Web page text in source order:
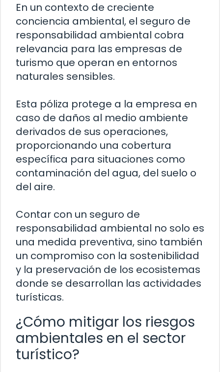
En un contexto de creciente
conciencia ambiental, el seguro de
responsabilidad ambiental cobra
relevancia para las empresas de
turismo que operan en entornos
naturales sensibles.
Esta póliza protege a la empresa en
caso de daños al medio ambiente
derivados de sus operaciones,
proporcionando una cobertura
específica para situaciones como
contaminación del agua, del suelo o
del aire.
Contar con un seguro de
responsabilidad ambiental no solo es
una medida preventiva, sino también
un compromiso con la sostenibilidad
y la preservación de los ecosistemas
donde se desarrollan las actividades
turísticas.
¿Cómo mitigar los riesgos
ambientales en el sector
turístico?